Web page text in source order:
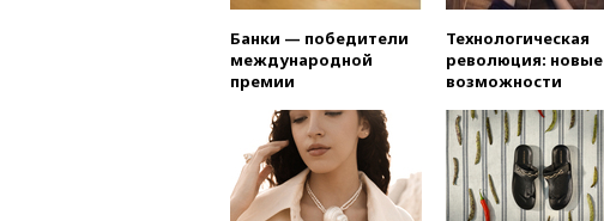
Банки — победители
международной
премии
Технологическая
революция: новые
возможности